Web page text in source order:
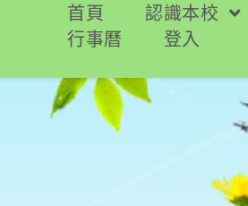
要
首頁 認識本校
行事曆
登入